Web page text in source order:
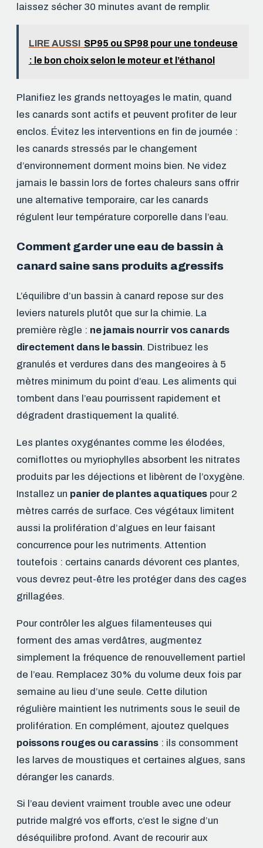
laissez sécher 30 minutes avant de remplir.
LIRE AUSSI SP95 ou SP98 pour une tondeuse
: le bon choix selon le moteur et l’éthanol
Planifiez les grands nettoyages le matin, quand
les canards sont actifs et peuvent profiter de leur
enclos. Évitez les interventions en fin de journée :
les canards stressés par le changement
d’environnement dorment moins bien. Ne videz
jamais le bassin lors de fortes chaleurs sans offrir
une alternative temporaire, car les canards
régulent leur température corporelle dans l’eau.
Comment garder une eau de bassin à
canard saine sans produits agressifs
L’équilibre d’un bassin à canard repose sur des
leviers naturels plutôt que sur la chimie. La
première règle : ne jamais nourrir vos canards
directement dans le bassin. Distribuez les
granulés et verdures dans des mangeoires à 5
mètres minimum du point d’eau. Les aliments qui
tombent dans l’eau pourrissent rapidement et
dégradent drastiquement la qualité.
Les plantes oxygénantes comme les élodées,
corniflottes ou myriophylles absorbent les nitrates
produits par les déjections et libèrent de l’oxygène.
Installez un panier de plantes aquatiques pour 2
mètres carrés de surface. Ces végétaux limitent
aussi la prolifération d’algues en leur faisant
concurrence pour les nutriments. Attention
toutefois : certains canards dévorent ces plantes,
vous devrez peut-être les protéger dans des cages
grillagées.
Pour contrôler les algues filamenteuses qui
forment des amas verdâtres, augmentez
simplement la fréquence de renouvellement partiel
de l’eau. Remplacez 30% du volume deux fois par
semaine au lieu d’une seule. Cette dilution
régulière maintient les nutriments sous le seuil de
prolifération. En complément, ajoutez quelques
poissons rouges ou carassins : ils consomment
les larves de moustiques et certaines algues, sans
déranger les canards.
Si l’eau devient vraiment trouble avec une odeur
putride malgré vos efforts, c’est le signe d’un
déséquilibre profond. Avant de recourir aux